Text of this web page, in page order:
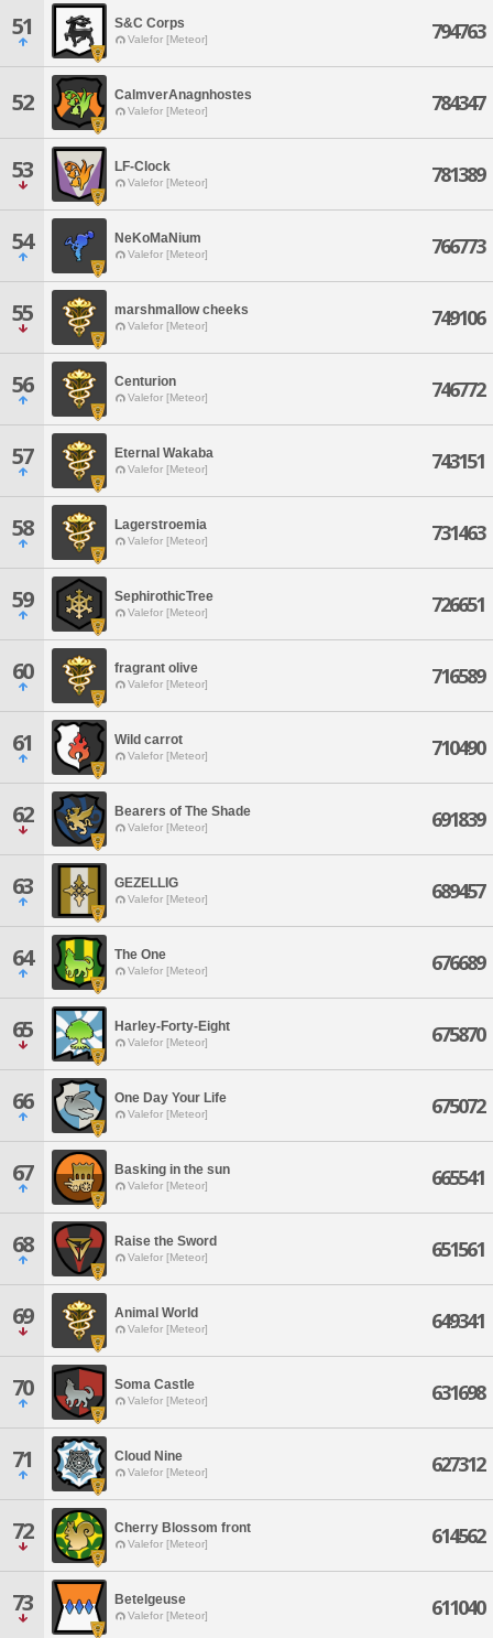
51 S&C Corps
Valefor [Meteor] 794763
52 CalmverAnagnhostes
Valefor [Meteor] 784347
53 LF-Clock
Valefor [Meteor] 781389
54 NeKoMaNium
Valefor [Meteor] 766773
55 marshmallow cheeks
Valefor [Meteor] 749106
56 Centurion
Valefor [Meteor] 746772
57 Eternal Wakaba
Valefor [Meteor] 743151
58 Lagerstroemia
Valefor [Meteor] 731463
59 SephirothicTree
Valefor [Meteor] 726651
60 fragrant olive
Valefor [Meteor] 716589
61 Wild carrot
Valefor [Meteor] 710490
62 Bearers of The Shade
Valefor [Meteor] 691839
63 GEZELLIG
Valefor [Meteor] 689457
64 The One
Valefor [Meteor] 676689
65 Harley-Forty-Eight
Valefor [Meteor] 675870
66 One Day Your Life
Valefor [Meteor] 675072
67 Basking in the sun
Valefor [Meteor] 665541
68 Raise the Sword
Valefor [Meteor] 651561
69 Animal World
Valefor [Meteor] 649341
70 Soma Castle
Valefor [Meteor] 631698
71 Cloud Nine
Valefor [Meteor] 627312
72 Cherry Blossom front
Valefor [Meteor] 614562
73 Betelgeuse
Valefor [Meteor] 611040